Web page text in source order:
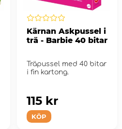
Kärnan Askpussel i
trä - Barbie 40 bitar
Träpussel med 40 bitar
i fin kartong.
KÖP
115 kr